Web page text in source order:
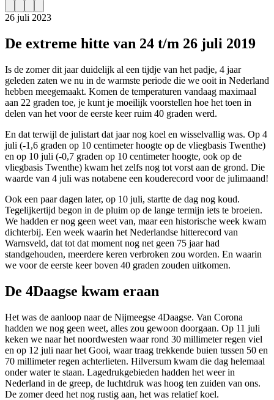
26 juli 2023
De extreme hitte van 24 t/m 26 juli 2019
Is de zomer dit jaar duidelijk al een tijdje van het padje, 4 jaar
geleden zaten we nu in de warmste periode die we ooit in Nederland
hebben meegemaakt. Komen de temperaturen vandaag maximaal
aan 22 graden toe, je kunt je moeilijk voorstellen hoe het toen in
delen van het voor de eerste keer ruim 40 graden werd.
En dat terwijl de julistart dat jaar nog koel en wisselvallig was. Op 4
juli (-1,6 graden op 10 centimeter hoogte op de vliegbasis Twenthe)
en op 10 juli (-0,7 graden op 10 centimeter hoogte, ook op de
vliegbasis Twenthe) kwam het zelfs nog tot vorst aan de grond. Die
waarde van 4 juli was notabene een kouderecord voor de julimaand!
Ook een paar dagen later, op 10 juli, startte de dag nog koud.
Tegelijkertijd begon in de pluim op de lange termijn iets te broeien.
We hadden er nog geen weet van, maar een historische week kwam
dichterbij. Een week waarin het Nederlandse hitterecord van
Warnsveld, dat tot dat moment nog net geen 75 jaar had
standgehouden, meerdere keren verbroken zou worden. En waarin
we voor de eerste keer boven 40 graden zouden uitkomen.
De 4Daagse kwam eraan
Het was de aanloop naar de Nijmeegse 4Daagse. Van Corona
hadden we nog geen weet, alles zou gewoon doorgaan. Op 11 juli
keken we naar het noordwesten waar rond 30 millimeter regen viel
en op 12 juli naar het Gooi, waar traag trekkende buien tussen 50 en
70 millimeter regen achterlieten. Hilversum kwam die dag helemaal
onder water te staan. Lagedrukgebieden hadden het weer in
Nederland in de greep, de luchtdruk was hoog ten zuiden van ons.
De zomer deed het nog rustig aan, het was relatief koel.